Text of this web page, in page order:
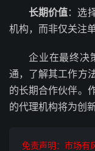
长期价值：选
机构，而非仅关注
企业在最终决
通，了解其工作方
的长期合作伙伴。
的代理机构将为创
免责声明：市场有